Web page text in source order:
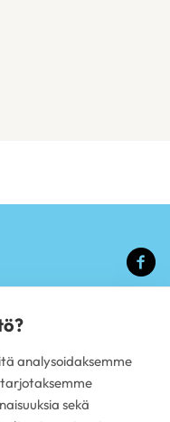
analysoidaksemme
sekä